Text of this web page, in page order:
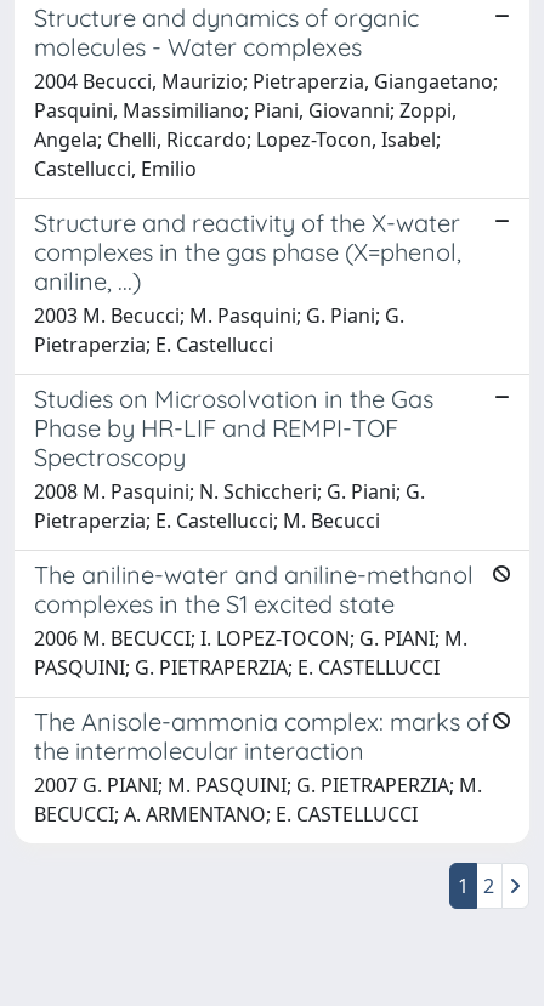
Structure and dynamics of organic
molecules - Water complexes
2004 Becucci, Maurizio; Pietraperzia, Giangaetano;
Pasquini, Massimiliano; Piani, Giovanni; Zoppi,
Angela; Chelli, Riccardo; Lopez-Tocon, Isabel;
Castellucci, Emilio
Structure and reactivity of the X-water
complexes in the gas phase (X=phenol,
aniline, ...)
2003 M. Becucci; M. Pasquini; G. Piani; G.
Pietraperzia; E. Castellucci
Studies on Microsolvation in the Gas
Phase by HR-LIF and REMPI-TOF
Spectroscopy
2008 M. Pasquini; N. Schiccheri; G. Piani; G.
Pietraperzia; E. Castellucci; M. Becucci
The aniline-water and aniline-methanol
complexes in the S1 excited state
2006 M. BECUCCI; I. LOPEZ-TOCON; G. PIANI; M.
PASQUINI; G. PIETRAPERZIA; E. CASTELLUCCI
The Anisole-ammonia complex: marks of
the intermolecular interaction
2007 G. PIANI; M. PASQUINI; G. PIETRAPERZIA; M.
BECUCCI; A. ARMENTANO; E. CASTELLUCCI
1 2